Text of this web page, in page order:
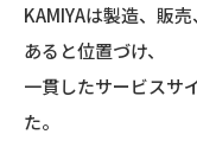
KAMIYAは製造、販
あると位置づけ、
一貫したサービスサ
た。